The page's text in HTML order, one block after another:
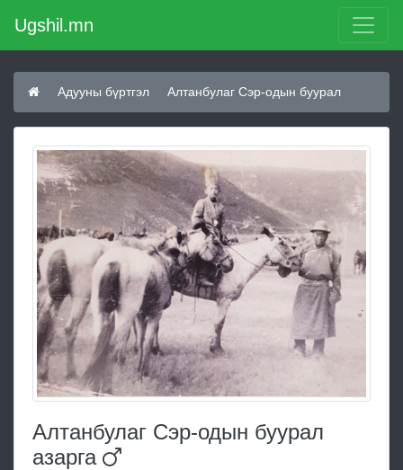
Ugshil.mn
Адууны бүртгэл Алтанбулаг Сэр-одын буурал
Алтанбулаг Сэр-одын буурал
азарга